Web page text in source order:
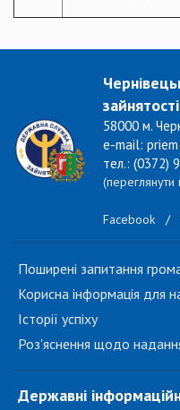
зайнятості
58000 м.
e-mail:
тел.: (0372)
(переглянути
Facebook /
Поширені запитання
Корисна інформація для
Історії успіху
Роз'яснення щодо
Державні